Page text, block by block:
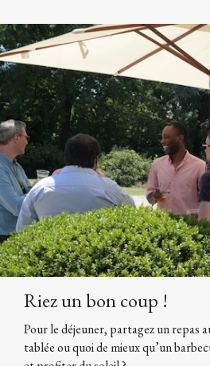
Riez un bon coup !
Pour le déjeuner, partagez un repas
tablée ou quoi de mieux qu’un